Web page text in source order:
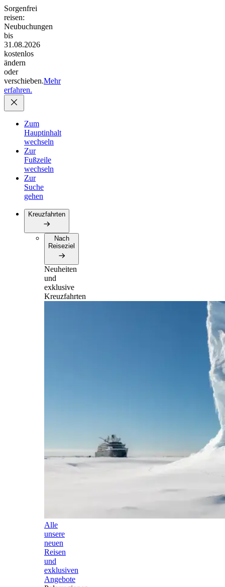
Sorgenfrei
reisen:
Neubuchungen
bis
31.08.2026
kostenlos
ändern
oder
verschieben.Mehr
erfahren.
Zum
Hauptinhalt
wechseln
Zur
Fußzeile
wechseln
Zur
Suche
gehen
Kreuzfahrten
Nach
Reiseziel
Neuheiten
und
exklusive
Kreuzfahrten
Alle
unsere
neuen
Reisen
und
exklusiven
Angebote